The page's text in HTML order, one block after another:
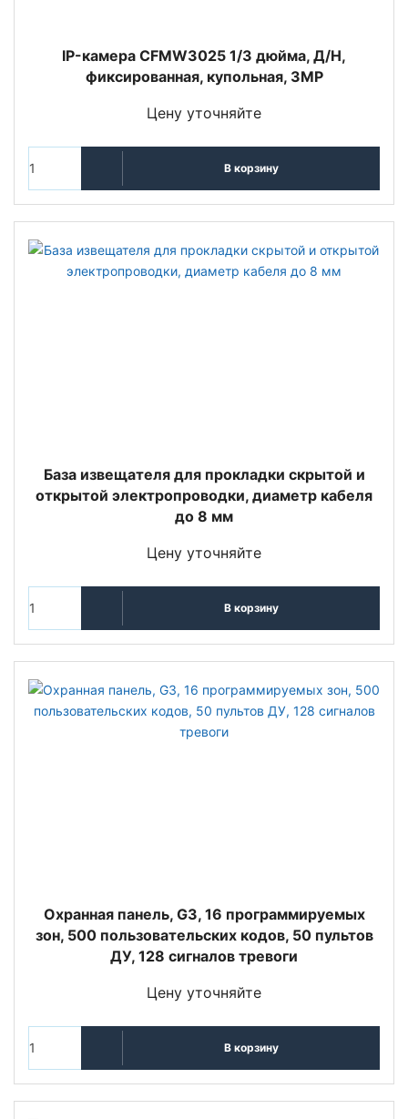
IP-камера CFMW3025 1/3 дюйма, Д/Н,
фиксированная, купольная, 3MP
Цену уточняйте
В корзину
База извещателя для прокладки скрытой и
открытой электропроводки, диаметр кабеля
до 8 мм
Цену уточняйте
В корзину
Охранная панель, G3, 16 программируемых
зон, 500 пользовательских кодов, 50 пультов
ДУ, 128 сигналов тревоги
Цену уточняйте
В корзину